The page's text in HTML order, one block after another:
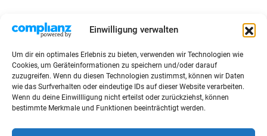
Einwilligung verwalten
Um dir ein optimales Erlebnis zu bieten, verwenden wir Technologien wie
Cookies, um Geräteinformationen zu speichern und/oder darauf
zuzugreifen. Wenn du diesen Technologien zustimmst, können wir Daten
wie das Surfverhalten oder eindeutige IDs auf dieser Website verarbeiten.
Wenn du deine Einwillligung nicht erteilst oder zurückziehst, können
bestimmte Merkmale und Funktionen beeinträchtigt werden.
Zur Eventübersicht